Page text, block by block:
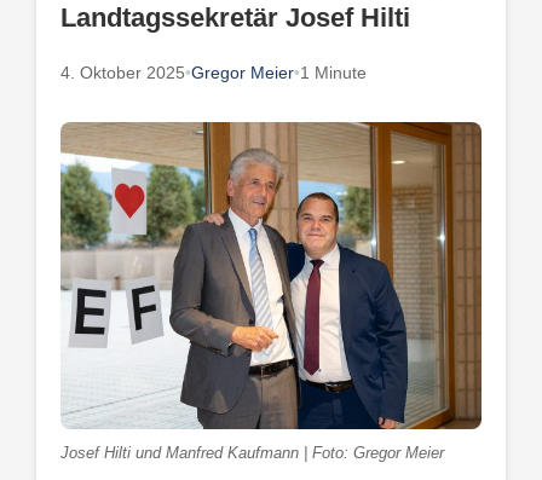
Landtagssekretär Josef Hilti
4. Oktober 2025•Gregor Meier•1 Minute
Josef Hilti und Manfred Kaufmann | Foto: Gregor Meier